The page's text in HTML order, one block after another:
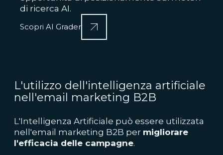
di ricerca AI.
Scopri AI Grader
L'utilizzo dell'intelligenza artificiale
nell'email marketing B2B
L'Intelligenza Artificiale può essere utilizzata
nell'email marketing B2B per migliorare
l'efficacia delle campagne.